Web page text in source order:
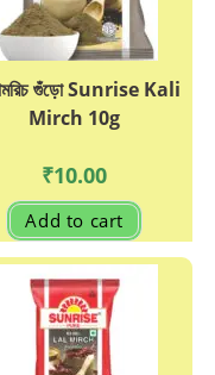
গুঁড়ো Sunrise Kali
Mirch 10g
₹10.00
Add to cart